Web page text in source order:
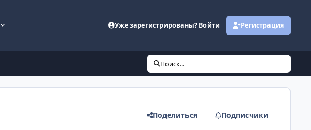
Уже зарегистрированы? Войти Регистрация
Поиск...
Поделиться Подписчики